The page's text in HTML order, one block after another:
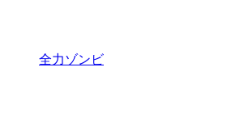
全力ゾンビ